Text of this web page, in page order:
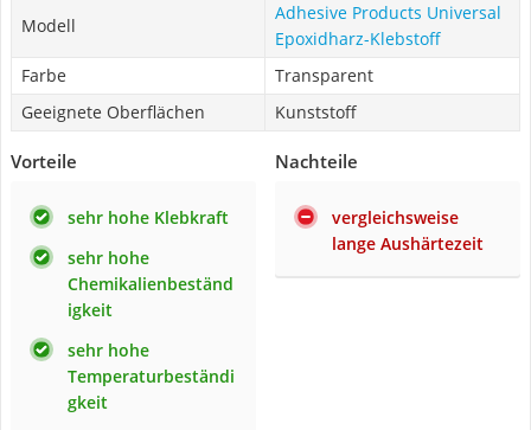
Modell
Adhesive Products Universal
Epoxidharz-Klebstoff
Farbe
Transparent
Geeignete Oberflächen
Kunststoff
Vorteile
sehr hohe Klebkraft
sehr hohe
Chemikalienbeständ
igkeit
sehr hohe
Temperaturbeständi
gkeit
Nachteile
vergleichsweise
lange Aushärtezeit